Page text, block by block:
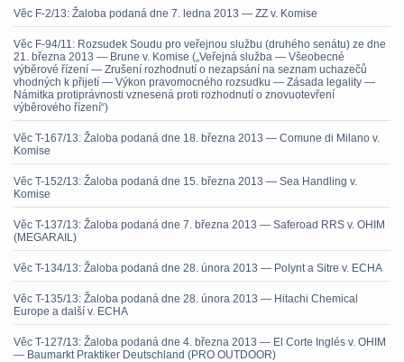
Věc F-2/13: Žaloba podaná dne 7. ledna 2013 — ZZ v. Komise
Věc F-94/11: Rozsudek Soudu pro veřejnou službu (druhého senátu) ze dne
21. března 2013 — Brune v. Komise („Veřejná služba — Všeobecné
výběrové řízení — Zrušení rozhodnutí o nezapsání na seznam uchazečů
vhodných k přijetí — Výkon pravomocného rozsudku — Zásada legality —
Námitka protiprávnosti vznesená proti rozhodnutí o znovuotevření
výběrového řízení“)
Věc T-167/13: Žaloba podaná dne 18. března 2013 — Comune di Milano v.
Komise
Věc T-152/13: Žaloba podaná dne 15. března 2013 — Sea Handling v.
Komise
Věc T-137/13: Žaloba podaná dne 7. března 2013 — Saferoad RRS v. OHIM
(MEGARAIL)
Věc T-134/13: Žaloba podaná dne 28. února 2013 — Polynt a Sitre v. ECHA
Věc T-135/13: Žaloba podaná dne 28. února 2013 — Hitachi Chemical
Europe a další v. ECHA
Věc T-127/13: Žaloba podaná dne 4. března 2013 — El Corte Inglés v. OHIM
— Baumarkt Praktiker Deutschland (PRO OUTDOOR)